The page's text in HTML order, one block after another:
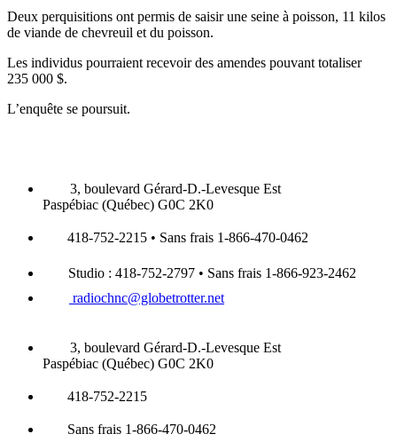
Deux perquisitions ont permis de saisir une seine à poisson, 11 kilos
de viande de chevreuil et du poisson.
Les individus pourraient recevoir des amendes pouvant totaliser
235 000 $.
L’enquête se poursuit.
3, boulevard Gérard-D.-Levesque Est
Paspébiac (Québec) G0C 2K0
418-752-2215 • Sans frais 1-866-470-0462
Studio : 418-752-2797 • Sans frais 1-866-923-2462
radiochnc@globetrotter.net
3, boulevard Gérard-D.-Levesque Est
Paspébiac (Québec) G0C 2K0
418-752-2215
Sans frais 1-866-470-0462